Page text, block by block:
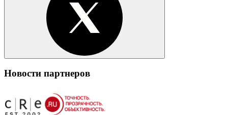
Новости партнеров